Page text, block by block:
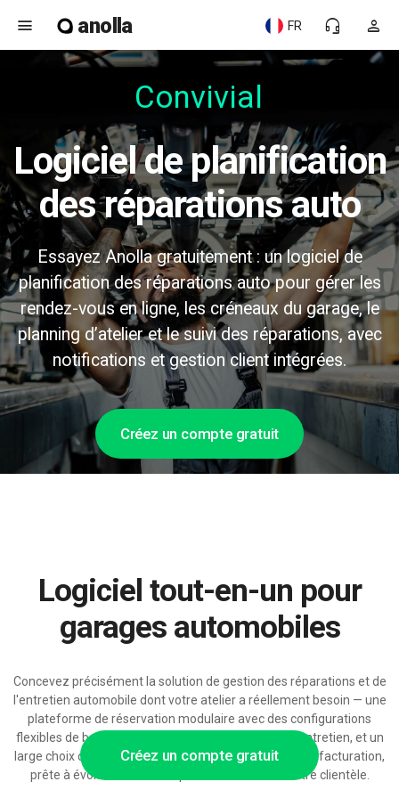
menu anolla person
headset_mic
FR
Convivial
Logiciel de planification
des réparations auto
Essayez Anolla gratuitement : un logiciel de
planification des réparations auto pour gérer les
rendez-vous en ligne, les créneaux du garage, le
planning d’atelier et le suivi des réparations, avec
notifications et gestion client intégrées.
Créez un compte gratuit
Créez un compte gratuit
Logiciel tout-en-un pour
garages automobiles
Concevez précisément la solution de gestion des réparations et de
l'entretien automobile dont votre atelier a réellement besoin — une
plateforme de réservation modulaire avec des configurations
flexibles de boxes, de mécaniciens et de forfaits d'entretien, et un
large choix d'intégrations de diagnostic, de stock et de facturation,
prête à évoluer avec votre parc automobile et votre clientèle.